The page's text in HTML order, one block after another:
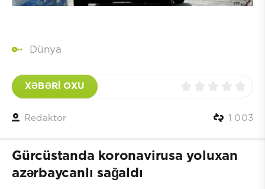
Dünya
XƏBƏRİ OXU
Redaktor 1 003
Gürcüstanda koronavirusa yoluxan
azərbaycanlı sağaldı